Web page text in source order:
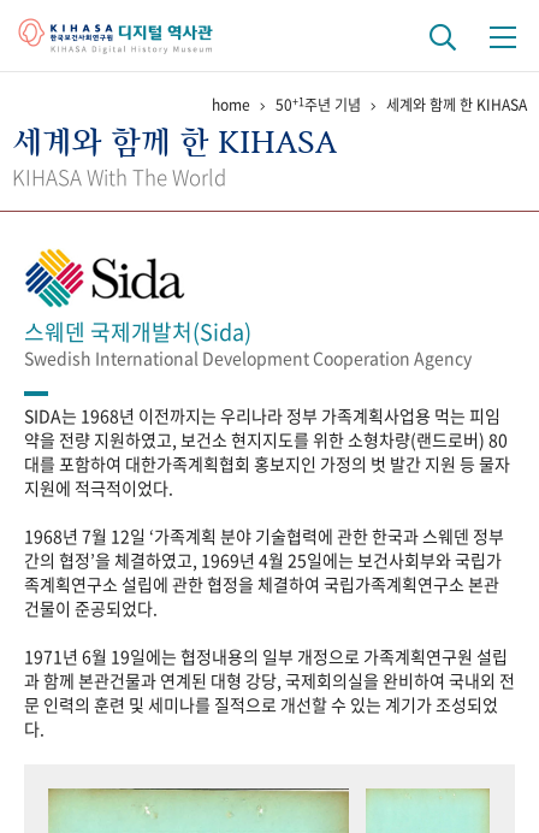
걸어온 길 기관 변천사 역대 기관장
정책과 연구 키워드로 보는 연구 역사
간행물 변천사
기록물 아카이브
사진 아카이브 문서 기록물 행정박물 영상 기록물
성과 50선 숫자로 보는 50년 50+1주년 광장
세계와 함께 한 KIHASA
VR 역사관
home 50+1주년 기념 세계와 함께 한 KIHASA
세계와 함께 한 KIHASA
KIHASA With The World
스웨덴 국제개발처(Sida)
Swedish International Development Cooperation Agency
SIDA는 1968년 이전까지는 우리나라 정부 가족계획사업용 먹는 피임
약을 전량 지원하였고, 보건소 현지지도를 위한 소형차량(랜드로버) 80
대를 포함하여 대한가족계획협회 홍보지인 가정의 벗 발간 지원 등 물자
지원에 적극적이었다.
1968년 7월 12일 ‘가족계획 분야 기술협력에 관한 한국과 스웨덴 정부
간의 협정’을 체결하였고, 1969년 4월 25일에는 보건사회부와 국립가
족계획연구소 설립에 관한 협정을 체결하여 국립가족계획연구소 본관
건물이 준공되었다.
1971년 6월 19일에는 협정내용의 일부 개정으로 가족계획연구원 설립
과 함께 본관건물과 연계된 대형 강당, 국제회의실을 완비하여 국내외 전
문 인력의 훈련 및 세미나를 질적으로 개선할 수 있는 계기가 조성되었
다.